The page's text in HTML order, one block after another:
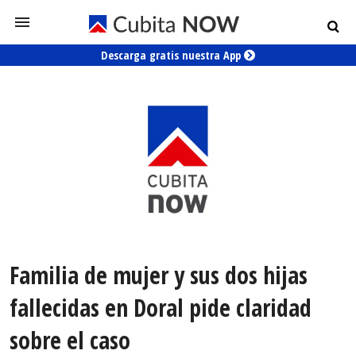
Descarga gratis nuestra App
Familia de mujer y sus dos hijas
fallecidas en Doral pide claridad
sobre el caso